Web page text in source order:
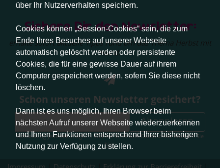
über Ihr Nutzerverhalten speichern.
Cookies können „Session-Cookies“ sein, die zum
Ende Ihres Besuches auf unserer Webseite
automatisch gelöscht werden oder persistente
Cookies, die für eine gewisse Dauer auf ihrem
Computer gespeichert werden, sofern Sie diese nicht
löschen.
Dann ist es uns möglich, Ihren Browser beim
nächsten Aufruf unserer Webseite wiederzuerkennen
und Ihnen Funktionen entsprechend Ihrer bisherigen
Nutzung zur Verfügung zu stellen.
Sichere Dir den Newsletter:
erhalte sofort aktuelle Tipps rund um das Thema Herbst mit
Hund.
Schon unseren Newsletter gesichert?
Abonnieren
Abmeldung jederzeit möglich. Weitere Infos zum Datenschutz erhalten Sie
hier.